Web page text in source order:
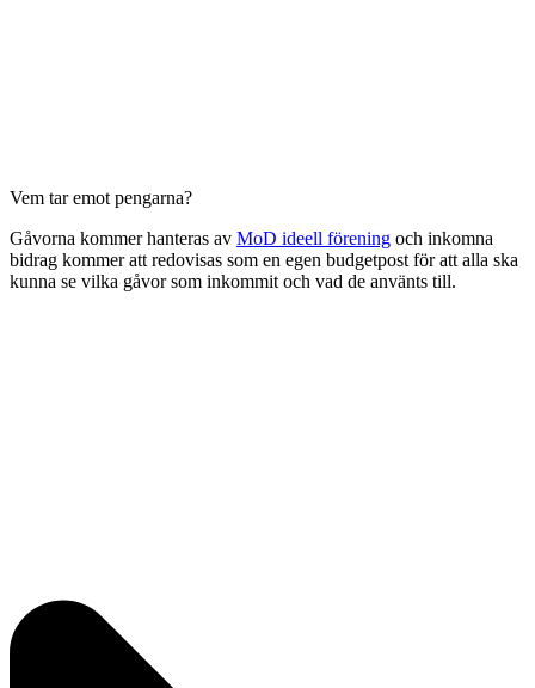
Vem tar emot pengarna?
Gåvorna kommer hanteras av MoD ideell förening och inkomna
bidrag kommer att redovisas som en egen budgetpost för att alla ska
kunna se vilka gåvor som inkommit och vad de använts till.